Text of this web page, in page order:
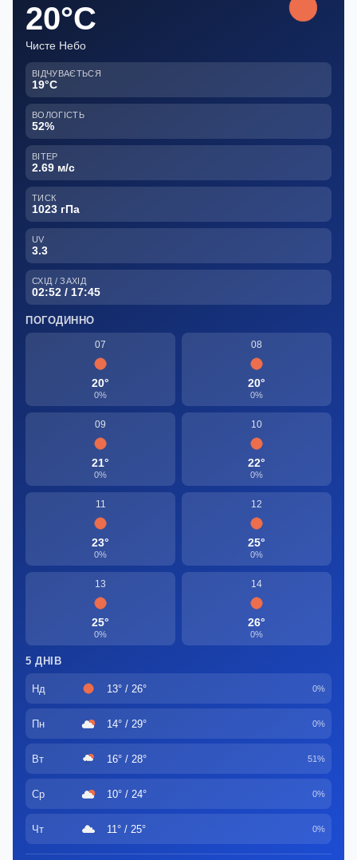
20°C
Чисте Небо
ВІДЧУВАЄТЬСЯ
19°C
ВОЛОГІСТЬ
52%
ВІТЕР
2.69 м/с
ТИСК
1023 гПа
UV
3.3
СХІД / ЗАХІД
02:52 / 17:45
ПОГОДИННО
07
20°
0%
08
20°
0%
09
21°
0%
10
22°
0%
11
23°
0%
12
25°
0%
13
25°
0%
14
26°
0%
5 ДНІВ
Нд 13° / 26° 0%
Пн 14° / 29° 0%
Вт 16° / 28° 51%
Ср 10° / 24° 0%
Чт 11° / 25° 0%